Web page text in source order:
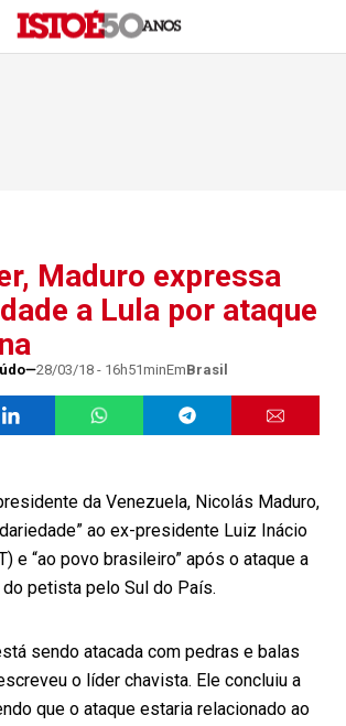
Maduro expressa
a Lula por ataque
28/03/18 - 16h51minEmBrasil
da Venezuela, Nicolás Maduro,
ao ex-presidente Luiz Inácio
e “ao povo brasileiro” após o ataque a
petista pelo Sul do País.
sendo atacada com pedras e balas
o líder chavista. Ele concluiu a
que o ataque estaria relacionado ao